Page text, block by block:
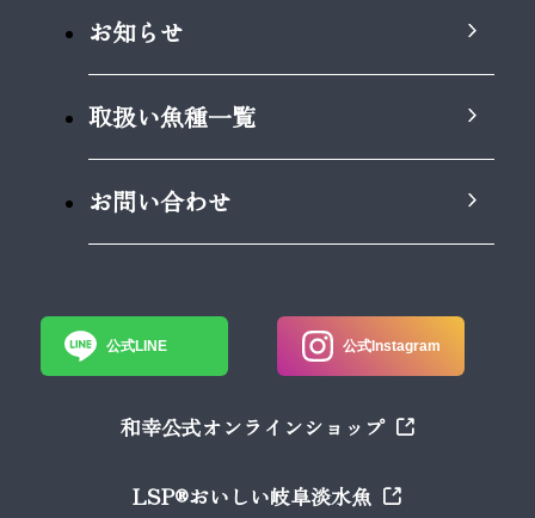
お知らせ
取扱い魚種一覧
お問い合わせ
公式LINE 公式Instagram
和幸公式オンラインショップ
LSP®おいしい岐阜淡水魚